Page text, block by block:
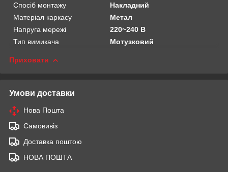
Спосіб монтажу
Накладний
Матеріал каркасу
Метал
Напруга мережі
220~240 В
Тип вимикача
Мотузковий
Приховати
Умови доставки
Нова Пошта
Самовивіз
Доставка поштою
НОВА ПОШТА